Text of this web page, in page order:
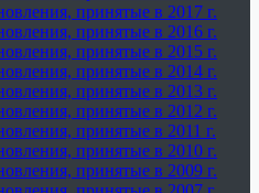
принятые в 2017 г.
принятые в 2016 г.
принятые в 2015 г.
принятые в 2014 г.
принятые в 2013 г.
принятые в 2012 г.
принятые в 2011 г.
принятые в 2010 г.
принятые в 2009 г.